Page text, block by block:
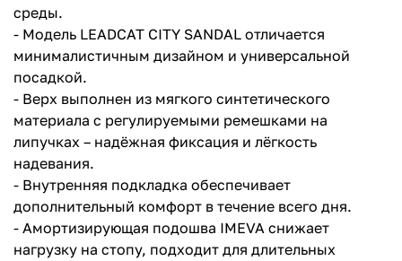
среды.
- Модель LEADCAT CITY SANDAL отличается
минималистичным дизайном и универсальной
посадкой.
- Верх выполнен из мягкого синтетического
материала с регулируемыми ремешками на
липучках – надёжная фиксация и лёгкость
надевания.
- Внутренняя подкладка обеспечивает
дополнительный комфорт в течение всего дня.
- Амортизирующая подошва IMEVA снижает
нагрузку на стопу, подходит для длительных